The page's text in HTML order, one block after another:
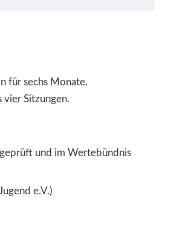
für sechs Monate.
vier Sitzungen.
und im Wertebündnis
e.V.)